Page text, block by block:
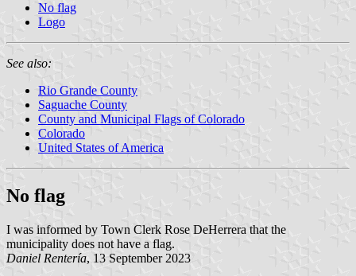
No flag
Logo
See also:
Rio Grande County
Saguache County
County and Municipal Flags of Colorado
Colorado
United States of America
No flag
I was informed by Town Clerk Rose DeHerrera that the
municipality does not have a flag.
Daniel Rentería, 13 September 2023